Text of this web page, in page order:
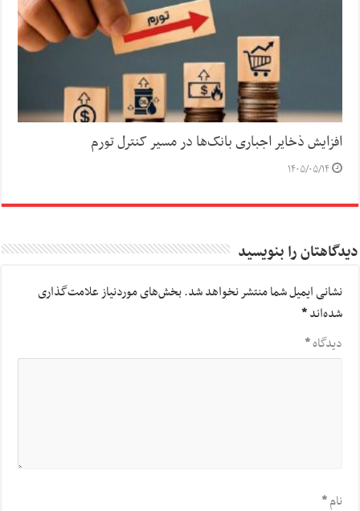
افزایش ذخایر اجباری بانک‌ها در مسیر کنترل تورم
۱۴۰۵/۰۵/۱۴
دیدگاهتان را بنویسید
نشانی ایمیل شما منتشر نخواهد شد.بخش‌های موردنیاز علامت‌گذاری
شده‌اند*
دیدگاه*
نام*